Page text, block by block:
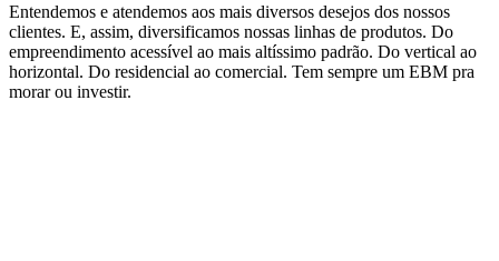
Entendemos e atendemos aos mais diversos desejos dos nossos
clientes. E, assim, diversificamos nossas linhas de produtos. Do
empreendimento acessível ao mais altíssimo padrão. Do vertical ao
horizontal. Do residencial ao comercial. Tem sempre um EBM pra
morar ou investir.